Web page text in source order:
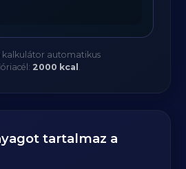
kalkulátor automatikus
2000 kcal .
tartalmaz a